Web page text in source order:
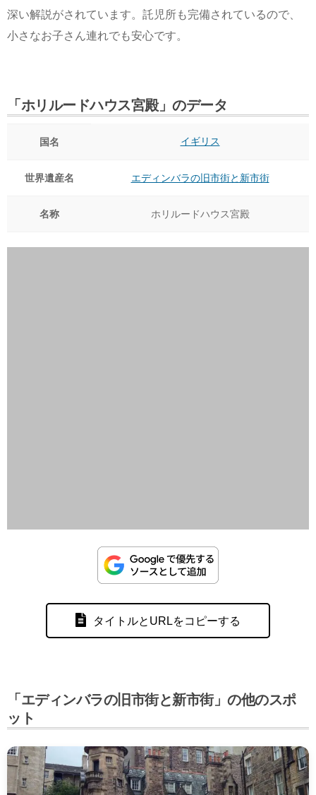
深い解説がされています。託児所も完備されているので、
小さなお子さん連れでも安心です。
「ホリルードハウス宮殿」のデータ
国名 イギリス
世界遺産名 エディンバラの旧市街と新市街
名称 ホリルードハウス宮殿
タイトルとURLをコピーする
「エディンバラの旧市街と新市街」の他のスポ
ット